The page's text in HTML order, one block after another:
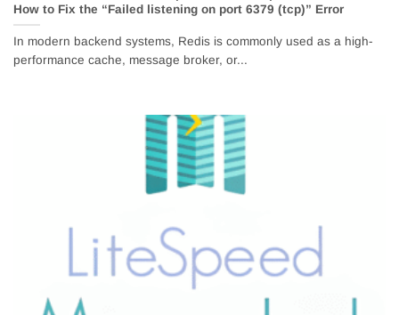
How to Fix the “Failed listening on port 6379 (tcp)” Error
In modern backend systems, Redis is commonly used as a high-
performance cache, message broker, or...